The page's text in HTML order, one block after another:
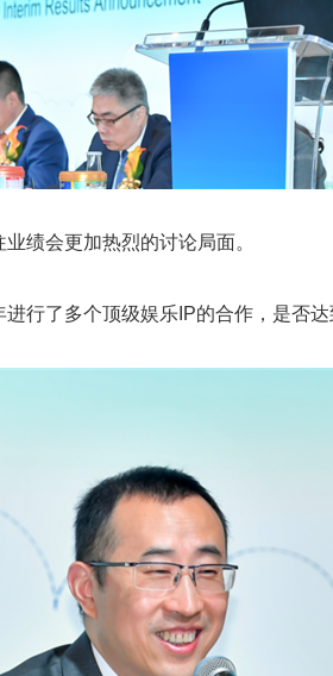
绩会更加热烈的讨论局面。
行了多个顶级娱乐IP的合作，是否达